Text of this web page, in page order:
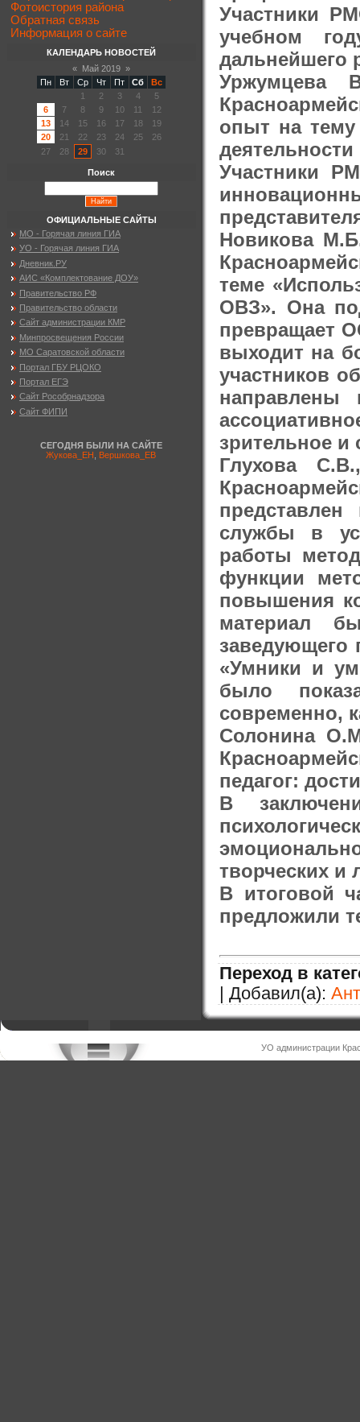
Участники
учебном
дальнейшего
Уржумцева
опыт на тему
Участники
Новикова
теме
ОВЗ». Она
превращает
выходит на
участников
направлены
зрительное и
Глухова
службы в
работы
функции
повышения
материал
заведующего
«Умники и
было
современно,
Солонина
педагог:
В
творческих и
В итоговой
предложили
Переход в
| Добавил(а):
Фотоистория района
Обратная связь
Информация о сайте
КАЛЕНДАРЬ НОВОСТЕЙ
« Май 2019 »
Пн
Вт Ср Чт Пт Сб
Вс
1
2 3 4
5
6
7 8 9 10 11
12
13
14 15 16 17 18
19
20
21 22 23 24 25
26
27
28 29 30 31
Поиск
ОФИЦИАЛЬНЫЕ САЙТЫ
МО - Горячая линия ГИА
УО - Горячая линия ГИА
Дневник.РУ
АИС «Комплектование ДОУ»
Правительство РФ
Правительство области
Сайт администрации КМР
Минпросвещения России
МО Саратовской области
Портал ГБУ РЦОКО
Портал ЕГЭ
Сайт Рособрнадзора
Сайт ФИПИ
СЕГОДНЯ БЫЛИ НА САЙТЕ
Жукова_ЕН
Вершкова_ЕВ
УО администрации